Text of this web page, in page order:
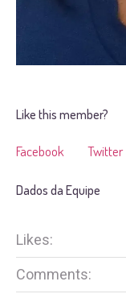
Like this member?
Facebook Twitter
Dados da Equipe
Likes:
Comments: